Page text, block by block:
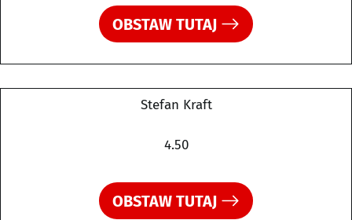
OBSTAW TUTAJ
Stefan Kraft
4.50
OBSTAW TUTAJ